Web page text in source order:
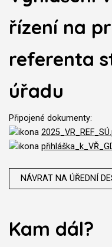
řízení na
referenta
úřadu
Připojené dokumenty:
NÁVRAT NA ÚŘEDNÍ
Kam dál?